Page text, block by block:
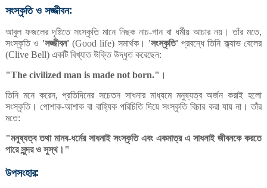
সংস্কৃতিওসজ্জীবন:
আবুল ফজলের দৃষ্টিতে সংস্কৃতি মানে নিছক নাচ-গান বা ধর্মীয় আচার নয়। তাঁর মতে,
সংস্কৃতি ও 'সজ্জীবন'(Good life) সমার্থক। 'সংস্কৃতি' প্রবন্ধে তিনি ক্ল্যাভ বেলের
(Clive Bell) একটি বিখ্যাত উক্তি উদ্ধৃত করেছেন:
"The civilized man is made not born." ।
তিনি মনে করেন,প্রতিদিনের সচেতন সাধনার মাধ্যমে মনুষ্যত্ব অর্জন করাই হলো
সংস্কৃতি। পোশাক-আশাক বা বাহ্যিক পরিচিতি দিয়ে সংস্কৃতি বিচার করা যায় না। তাঁর
মতে:
"মনুষ্যত্ব তথা মানব-ধর্মের সাধনাই সংস্কৃতি এবং একমাত্র এ সাধনাই জীবনকে করতে
পারে সুন্দর ও সুস্থ। "
উপসংহার: